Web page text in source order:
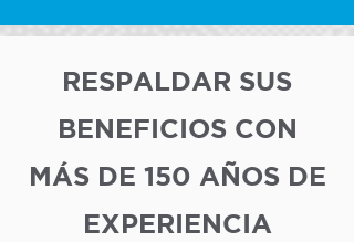
RESPALDAR SUS
BENEFICIOS CON
MÁS DE 150 AÑOS DE
EXPERIENCIA